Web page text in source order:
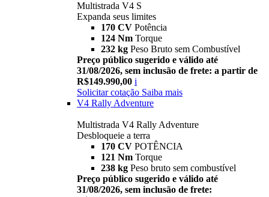
Multistrada V4 S
Expanda seus limites
170 CV Potência
124 Nm Torque
232 kg Peso Bruto sem Combustível
Preço público sugerido e válido até
31/08/2026, sem inclusão de frete: a partir de
R$149.990,00 i
Solicitar cotação Saiba mais
V4 Rally Adventure
Multistrada V4 Rally Adventure
Desbloqueie a terra
170 CV POTÊNCIA
121 Nm Torque
238 kg Peso bruto sem combustível
Preço público sugerido e válido até
31/08/2026, sem inclusão de frete: